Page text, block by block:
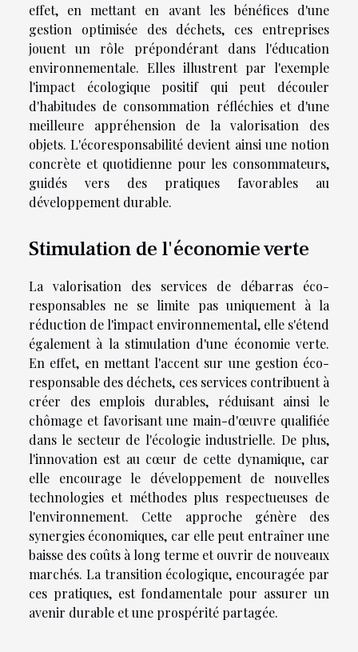
effet, en mettant en avant les bénéfices d'une
gestion optimisée des déchets, ces entreprises
jouent un rôle prépondérant dans l'éducation
environnementale. Elles illustrent par l'exemple
l'impact écologique positif qui peut découler
d'habitudes de consommation réfléchies et d'une
meilleure appréhension de la valorisation des
objets. L'écoresponsabilité devient ainsi une notion
concrète et quotidienne pour les consommateurs,
guidés vers des pratiques favorables au
développement durable.
Stimulation de l'économie verte
La valorisation des services de débarras éco-
responsables ne se limite pas uniquement à la
réduction de l'impact environnemental, elle s'étend
également à la stimulation d'une économie verte.
En effet, en mettant l'accent sur une gestion éco-
responsable des déchets, ces services contribuent à
créer des emplois durables, réduisant ainsi le
chômage et favorisant une main-d'œuvre qualifiée
dans le secteur de l'écologie industrielle. De plus,
l'innovation est au cœur de cette dynamique, car
elle encourage le développement de nouvelles
technologies et méthodes plus respectueuses de
l'environnement. Cette approche génère des
synergies économiques, car elle peut entraîner une
baisse des coûts à long terme et ouvrir de nouveaux
marchés. La transition écologique, encouragée par
ces pratiques, est fondamentale pour assurer un
avenir durable et une prospérité partagée.